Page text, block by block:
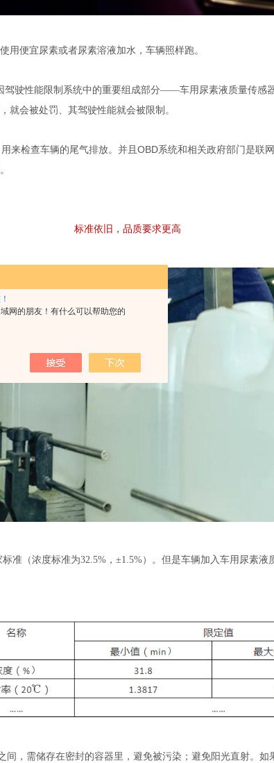
网的朋友！有什么可以帮助您的
用便宜尿素或者尿素溶液加水，车辆照样跑。
驶性能限制系统中的重要组成部分——车用尿素液质量传感
就会被处罚、其驾驶性能就会被限制。
来检查车辆的尾气排放。并且 OBD系统和相关政府部门是联
标准依旧，品质要求更高
标准（浓度标准为32.5%，±1.5%）。但是车辆加入车用尿素
，需储存在密封的容器里，避免被污染；避免阳光直射。如